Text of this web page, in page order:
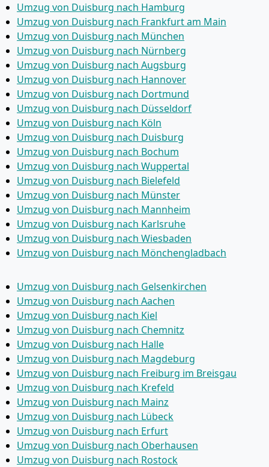
Umzug von Duisburg nach Hamburg
Umzug von Duisburg nach Frankfurt am Main
Umzug von Duisburg nach München
Umzug von Duisburg nach Nürnberg
Umzug von Duisburg nach Augsburg
Umzug von Duisburg nach Hannover
Umzug von Duisburg nach Dortmund
Umzug von Duisburg nach Düsseldorf
Umzug von Duisburg nach Köln
Umzug von Duisburg nach Duisburg
Umzug von Duisburg nach Bochum
Umzug von Duisburg nach Wuppertal
Umzug von Duisburg nach Bielefeld
Umzug von Duisburg nach Münster
Umzug von Duisburg nach Mannheim
Umzug von Duisburg nach Karlsruhe
Umzug von Duisburg nach Wiesbaden
Umzug von Duisburg nach Mönchen­gladbach
Umzug von Duisburg nach Gelsenkirchen
Umzug von Duisburg nach Aachen
Umzug von Duisburg nach Kiel
Umzug von Duisburg nach Chemnitz
Umzug von Duisburg nach Halle
Umzug von Duisburg nach Magdeburg
Umzug von Duisburg nach Freiburg im Breisgau
Umzug von Duisburg nach Krefeld
Umzug von Duisburg nach Mainz
Umzug von Duisburg nach Lübeck
Umzug von Duisburg nach Erfurt
Umzug von Duisburg nach Oberhausen
Umzug von Duisburg nach Rostock